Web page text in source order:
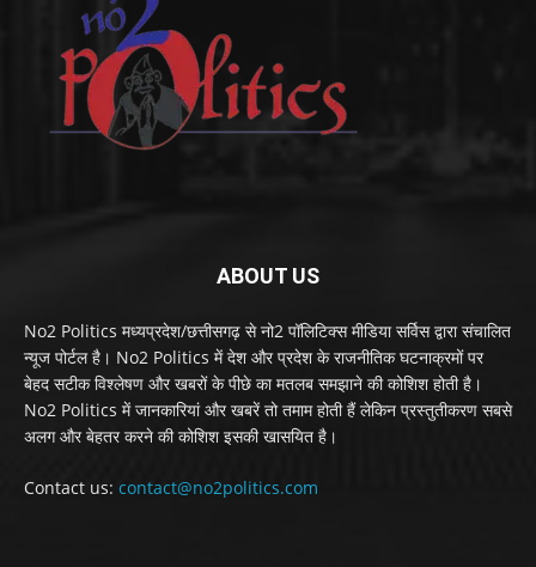
ABOUT US
No2 Politics मध्यप्रदेश/छत्तीसगढ़ से नो2 पॉलिटिक्स मीडिया सर्विस द्वारा संचालित
न्यूज पोर्टल है। No2 Politics में देश और प्रदेश के राजनीतिक घटनाक्रमों पर
बेहद सटीक विश्लेषण और खबरों के पीछे का मतलब समझाने की कोशिश होती है।
No2 Politics में जानकारियां और खबरें तो तमाम होती हैं लेकिन प्रस्तुतीकरण सबसे
अलग और बेहतर करने की कोशिश इसकी खासयित है।
Contact us: contact@no2politics.com